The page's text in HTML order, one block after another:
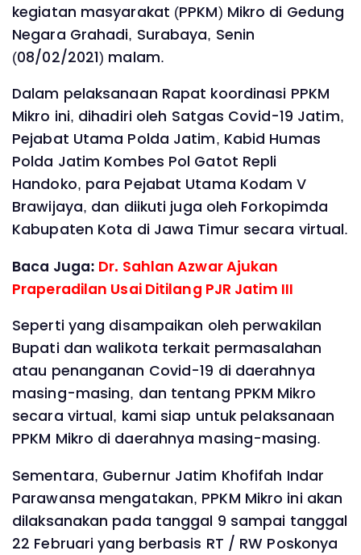
kegiatan masyarakat (PPKM) Mikro di Gedung
Negara Grahadi, Surabaya, Senin
(08/02/2021) malam.
Dalam pelaksanaan Rapat koordinasi PPKM
Mikro ini, dihadiri oleh Satgas Covid-19 Jatim,
Pejabat Utama Polda Jatim, Kabid Humas
Polda Jatim Kombes Pol Gatot Repli
Handoko, para Pejabat Utama Kodam V
Brawijaya, dan diikuti juga oleh Forkopimda
Kabupaten Kota di Jawa Timur secara virtual.
Baca Juga: Dr. Sahlan Azwar Ajukan
Praperadilan Usai Ditilang PJR Jatim III
Seperti yang disampaikan oleh perwakilan
Bupati dan walikota terkait permasalahan
atau penanganan Covid-19 di daerahnya
masing-masing, dan tentang PPKM Mikro
secara virtual, kami siap untuk pelaksanaan
PPKM Mikro di daerahnya masing-masing.
Sementara, Gubernur Jatim Khofifah Indar
Parawansa mengatakan, PPKM Mikro ini akan
dilaksanakan pada tanggal 9 sampai tanggal
22 Februari yang berbasis RT / RW Poskonya